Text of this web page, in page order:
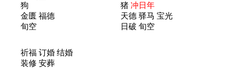
狗
猪 冲日年
金匮 福德
天德 驿马 宝光
旬空
日破 旬空
祈福 订婚 结婚
装修 安葬